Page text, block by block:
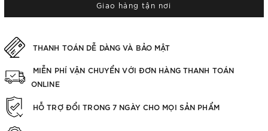
Giao hàng tận nơi
THANH TOÁN DỄ DÀNG VÀ BẢO MẬT
MIỄN PHÍ VẬN CHUYỂN VỚI ĐƠN HÀNG THANH TOÁN
ONLINE
HỖ TRỢ ĐỔI TRONG 7 NGÀY CHO MỌI SẢN PHẨM